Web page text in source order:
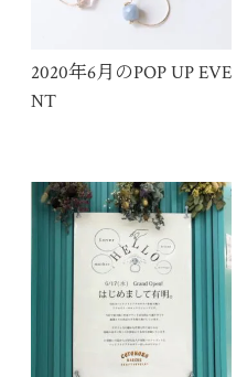
2020年6月のPOP UP EVE
NT